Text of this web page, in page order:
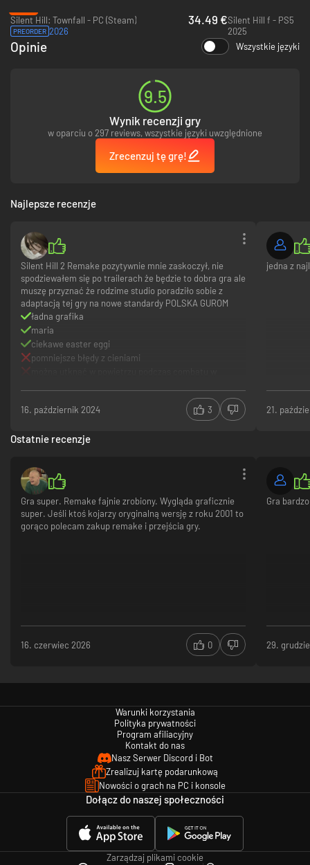
Rozległe poziomy
Przemierzaj wcześniej niedostępne miejsca i budynki, w tym również
Zgłębiaj słynną fabułę, odkrywając miasteczko Silent Hill ze świeżej
perspektywy dzięki poszerzonej mapie.
Widok znad ramienia
W nowej wersji porzucono statyczne ujęcia na rzecz widoku zza ramienia,
przybliżającego graczowi perspektywę Jamesa, co potęguje napięcie
towarzyszące eksploracji miasta i starciom z potworami.
pomocą celowników i nie tylko – starcia z potworami jeszcze nigdy nie
Silent Hill: Townfall - PC (Steam)
PREORDER 2026
34.49 €Silent Hill f - PS5
2025
Opinie Wszystkie języki
9.5
Wynik recenzji gry
w oparciu o 297 reviews, wszystkie języki uwzględnione
Zrecenzuj tę grę!
Najlepsze recenzje
Silent Hill 2 Remake pozytywnie mnie zaskoczył, nie
spodziewałem się po trailerach że będzie to dobra gra ale
muszę przyznać że rodzime studio poradziło sobie z
adaptacją tej gry na nowe standardy POLSKA GUROM
ładna grafika
maria
ciekawe easter eggi
pomniejsze błędy z cieniami
16. październik 2024
3
jedna z
21.
Ostatnie recenzje
Gra super. Remake fajnie zrobiony. Wygląda graficznie
super. Jeśli ktoś kojarzy oryginalną wersję z roku 2001 to
gorąco polecam zakup remake i przejścia gry.
16. czerwiec 2026 0
Gra
29.
Warunki korzystania
Polityka prywatności
Program afiliacyjny
Kontakt do nas
Nasz Serwer Discord i Bot
Zrealizuj kartę podarunkową
Nowości o grach na PC i konsole
Dołącz do naszej społeczności
Zarządzaj plikami cookie